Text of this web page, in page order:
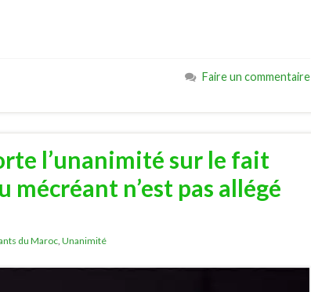
Faire un commentaire
l’unanimité sur le fait
n’est pas allégé
du Maroc Unanimité